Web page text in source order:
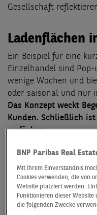
Gesellschaft
Ladenflächen
Ein Beispiel für eine
Einzelhandel sind
wenige Wochen und
oder saisonal und nur
Das Konzept weckt
Kunden. Schließlich
verfügbar.
vielen Vorteilen
Produkt testen, ohne
eingehen zu müssen.
zentral und ist mit
BNP Paribas Real
Mit Ihrem Einverständnis
Cookies verwenden, die von
Website platziert werden.
Funktionieren dieser
die folgenden Zwecke